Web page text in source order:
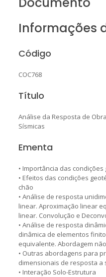
Informações
Código
COC768
Título
Análise da Resposta de
Sísmicas
Ementa
• Importância das
• Efeitos das condições
chão
• Análise de resposta
linear. Aproximação linear
linear. Convolução e
• Análise de resposta
dinâmica de elementos
equivalente. Abordagem
• Outras abordagens para
dimensionais de resposta a
• Interação Solo-Estrutura